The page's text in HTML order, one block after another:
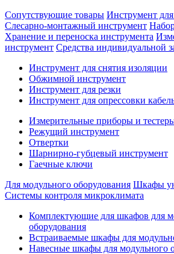
Сопутствующие товары Инструмент
Слесарно-монтажный инструмент
Хранение и переноска инструмента
инструмент Средства индивидуальной
Инструмент для снятия изоляции
Обжимной инструмент
Инструмент для резки
Инструмент для опрессовки
Измерительные приборы и
Режущий инструмент
Отвертки
Шарнирно-губцевый инструмент
Гаечные ключи
Для модульного оборудования Шкафы
Системы контроля микроклимата
Комплектующие для шкафов для
оборудования
Встраиваемые шкафы для
Навесные шкафы для модульного